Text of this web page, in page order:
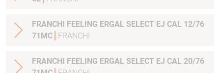
FRANCHI FEELING ERGAL SELECT EJ CAL 12/76
71MC
FRANCHI
FRANCHI FEELING ERGAL SELECT EJ CAL 20/76